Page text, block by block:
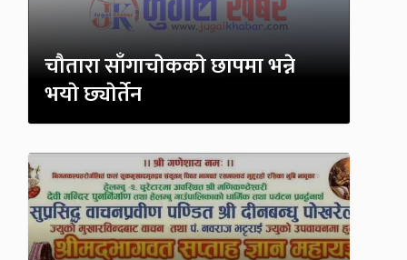
चाैतारा साँगाचाेककाे छापमा भन्ने
भयाे छ्याेर्तेन